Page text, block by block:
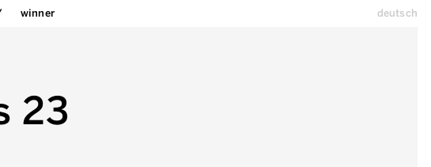
winner deutsch
23